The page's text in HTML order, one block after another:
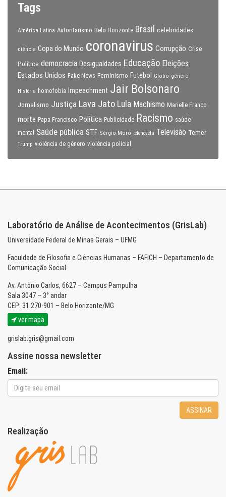
Tags
América Latina Autoritarismo Belo Horizonte Brasil celebridades
ciência Copa do Mundo coronavirus Corrupção Crise
Política democracia Desigualdades Educação Eleições
Estados Unidos Fake News Feminismo Futebol Globo gênero
História homofobia Impeachment Jair Bolsonaro
Jornalismo Justiça Lava Jato Lula Machismo Marielle Franco
morte Papa Francisco Política Publicidade Racismo saúde
mental
Saúde pública STF Sérgio Moro telenovela Televisão Temer
Trump violência de gênero violência policial
Laboratório de Análise de Acontecimentos (GrisLab)
Universidade Federal de Minas Gerais – UFMG
Faculdade de Filosofia e Ciências Humanas – FAFICH – Departamento de
Comunicação Social
Av. Antônio Carlos, 6627 – Campus Pampulha
Sala 3047 – 3° andar
CEP: 31.270-901 – Belo Horizonte/MG
ver mapa
grislab.gris@gmail.com
Assine nossa newsletter
Email:
ASSINAR
Realização